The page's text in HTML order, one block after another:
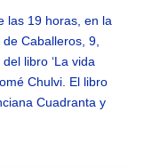
las 19 horas, en la
Caballeros, 9,
libro ‘La vida
Chulvi. El libro
Cuadranta y